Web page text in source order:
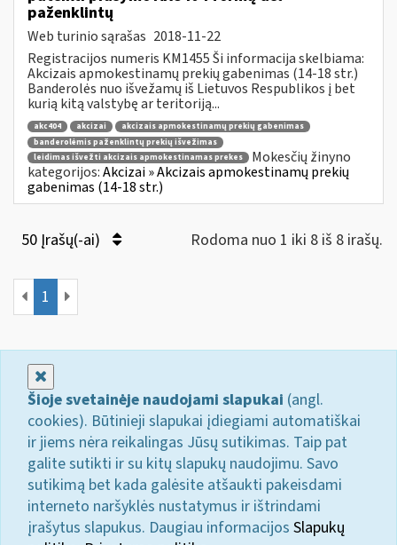
paženklintų
Web turinio sąrašas 2018-11-22
Registracijos numeris KM1455 Ši informacija skelbiama:
Akcizais apmokestinamų prekių gabenimas (14-18 str.)
Banderolės nuo išvežamų iš Lietuvos Respublikos į bet
kurią kitą valstybę ar teritoriją...
akc404 akcizai
akcizais apmokestinamų prekių gabenimas
banderolėmis paženklintų prekių išvežimas
leidimas išvežti akcizais apmokestinamas prekes
Mokesčių žinyno
kategorijos:Akcizai » Akcizais apmokestinamų prekių
gabenimas (14-18 str.)
50 Įrašų(-ai) Rodoma nuo 1 iki 8 iš 8 irašų.
1
Šioje svetainėje naudojami slapukai (angl.
cookies). Būtinieji slapukai įdiegiami automatiškai
ir jiems nėra reikalingas Jūsų sutikimas. Taip pat
galite sutikti ir su kitų slapukų naudojimu. Savo
sutikimą bet kada galėsite atšaukti pakeisdami
interneto naršyklės nustatymus ir ištrindami
įrašytus slapukus. Daugiau informacijos Slapukų